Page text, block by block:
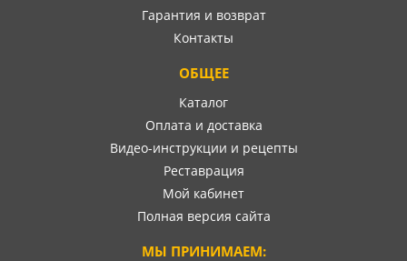
Гарантия и возврат
Контакты
ОБЩЕЕ
Каталог
Оплата и доставка
Видео-инструкции и рецепты
Реставрация
Мой кабинет
Полная версия сайта
МЫ ПРИНИМАЕМ: